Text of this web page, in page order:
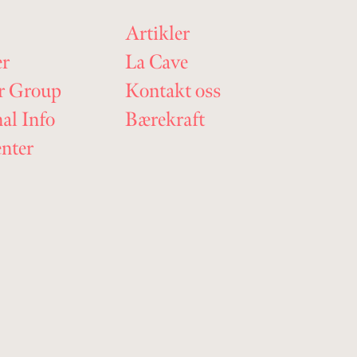
Group
Info
Artikler
La Cave
Kontakt oss
Bærekraft